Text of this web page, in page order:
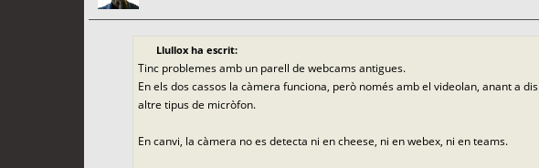
Llullox ha escrit:
Tinc problemes amb un parell de webcams antigues.
En els dos cassos la càmera funciona, però només amb el videolan, anant a
altre tipus de micròfon.
En canvi, la càmera no es detecta ni en cheese, ni en webex, ni en teams.